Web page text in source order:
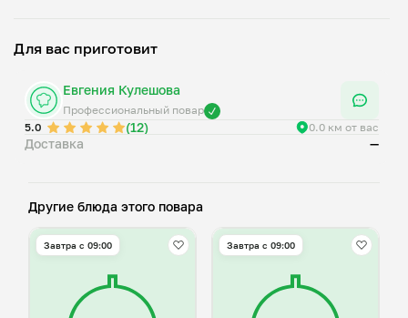
Для вас приготовит
Евгения Кулешова
Профессиональный повар
5.0
(12) 0.0 км от вас
Доставка —
Другие блюда этого повара
Завтра c 09:00 Завтра c 09:00